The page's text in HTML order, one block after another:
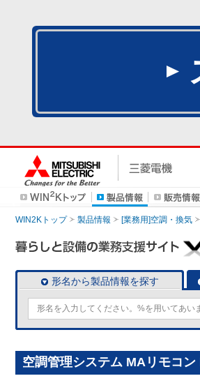
WIN2Kトップ 製品情報 [業務用]空調・換気
形名から製品情報を探す
空調管理システム MAリモコ